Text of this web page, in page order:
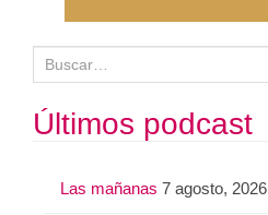
u
s
c
Últimos podcast
Las mañanas 7 agosto, 2026